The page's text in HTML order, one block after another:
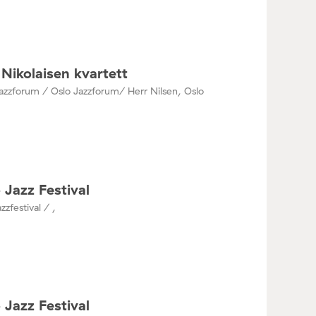
kvartett
/ Oslo Jazzforum/ Herr Nilsen, Oslo
Jazz Festival
/ ,
Jazz Festival